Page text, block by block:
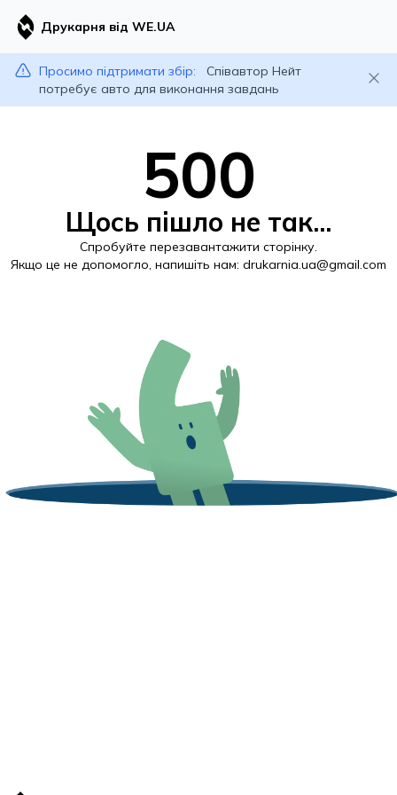
Друкарня від WE.UA
Просимо підтримати збір:
Співавтор Нейт
потребує авто для виконання завдань
500
Щось пішло не так...
Спробуйте перезавантажити сторінку.
Якщо це не допомогло, напишіть нам: drukarnia.ua@gmail.com